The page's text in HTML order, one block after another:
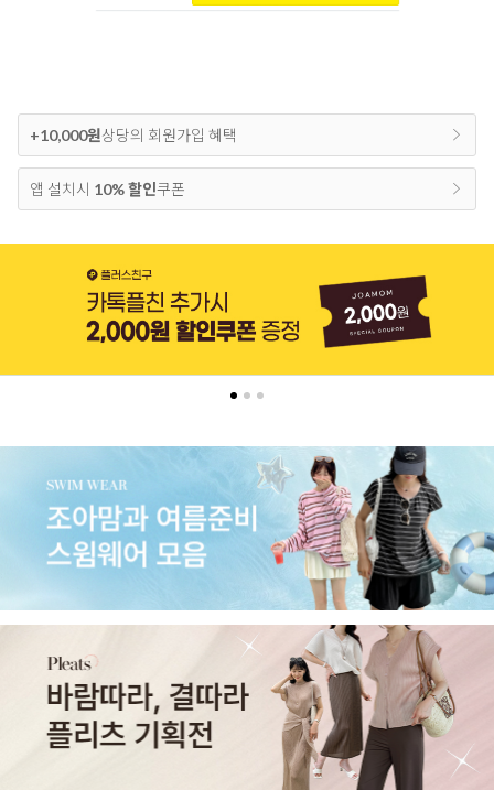
+10,000원상당의 회원가입 혜택
앱 설치시 10% 할인쿠폰